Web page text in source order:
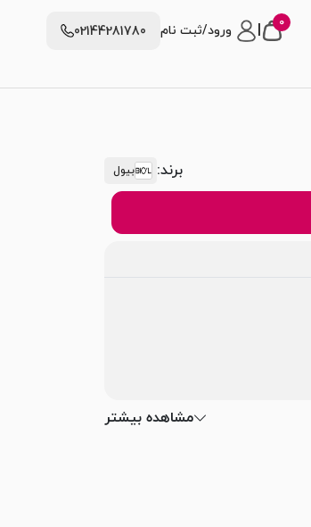
0 ورود/ثبت نام 02144281780
برند: بیول
مشاهده بیشتر